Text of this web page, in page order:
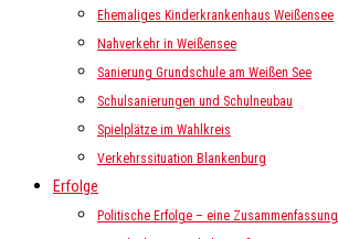
Ehemaliges Kinderkrankenhaus Weißensee
Nahverkehr in Weißensee
Sanierung Grundschule am Weißen See
Schulsanierungen und Schulneubau
Spielplätze im Wahlkreis
Verkehrssituation Blankenburg
Erfolge
Politische Erfolge – eine Zusammenfassung